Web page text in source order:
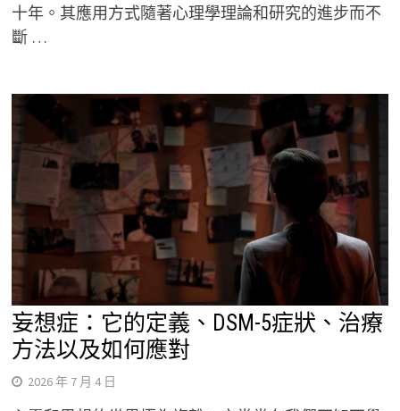
十年。其應用方式隨著心理學理論和研究的進步而不
斷 …
妄想症：它的定義、DSM-5症狀、治療
方法以及如何應對
2026 年 7 月 4 日